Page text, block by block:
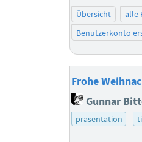
Übersicht alle
Benutzerkonto
Frohe
Gunnar
präsentation